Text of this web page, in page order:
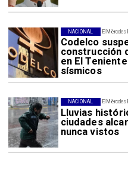
El
Codelco
construcción
en El
sísmicos
NACIONAL
El
Lluvias
ciudades
nunca vistos
NACIONAL